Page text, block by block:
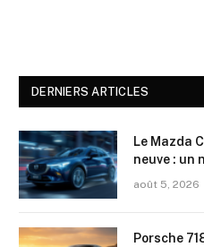
DERNIERS ARTICLES
Le Mazda
neuve : un
août 5, 2026
Porsche